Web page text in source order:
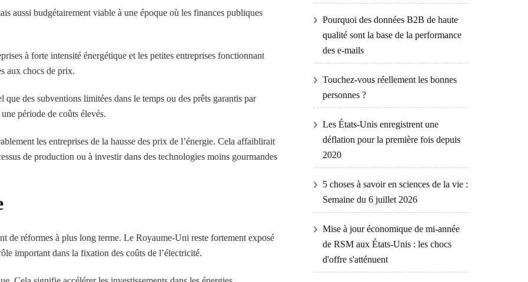
aussi budgétairement viable à une époque où les finances publiques
à forte intensité énergétique et les petites entreprises fonctionnant
aux chocs de prix.
des subventions limitées dans le temps ou des prêts garantis par
période de coûts élevés.
les entreprises de la hausse des prix de l’énergie. Cela affaiblirait
de production ou à investir dans des technologies moins gourmandes
de réformes à plus long terme. Le Royaume-Uni reste fortement exposé
important dans la fixation des coûts de l’électricité.
Pourquoi des données B2B de haute
qualité sont la base de la performance
des e-mails
Touchez-vous réellement les bonnes
personnes ?
Les États-Unis enregistrent une
déflation pour la première fois depuis
2020
5 choses à savoir en sciences de la vie :
Semaine du 6 juillet 2026
Mise à jour économique de mi-année
de RSM aux États-Unis : les chocs
d'offre s'atténuent